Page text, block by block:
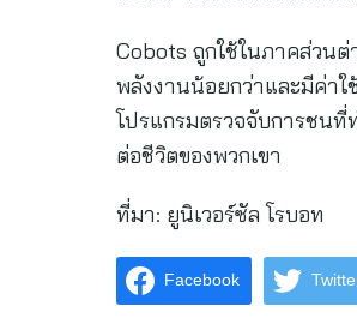
Cobots ถูกใช้ในภาคส่วน
พลังงานน้อยกว่าและมีค่า
โปรแกรมตรวจจับการชน
ต่อชีวิตของพวกเขา
ที่มา: ยูนิเวอร์ซัล โรบอท
Facebook